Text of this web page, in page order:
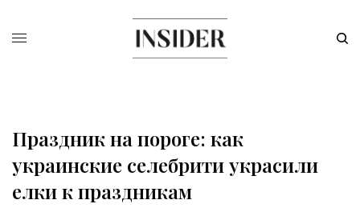
Праздник на пороге: как
украинские селебрити украсили
елки к праздникам